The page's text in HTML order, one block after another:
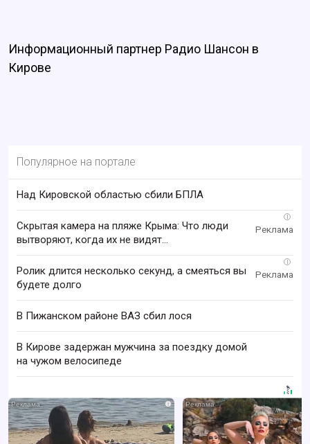
Информационный партнер Радио Шансон в
Кирове
Популярное на портале
Над Кировской областью сбили БПЛА
i
Скрытая камера на пляже Крыма: Что люди
вытворяют, когда их не видят...
i
Ролик длится несколько секунд, а смеяться вы
будете долго
В Пижанском районе ВАЗ сбил лося
В Кирове задержан мужчина за поездку домой
на чужом велосипеде
i